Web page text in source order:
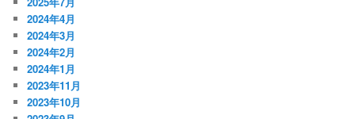
2024年4月
2024年3月
2024年2月
2024年1月
2023年11月
2023年10月